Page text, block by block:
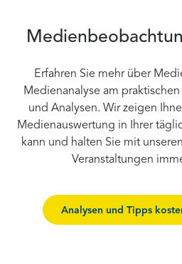
Erfahren Sie mehr über
Medienanalyse am
und Analysen. Wir zeigen
Medienauswertung in Ihrer
kann und halten Sie mit
Veranstaltungen
Analysen und Tipps